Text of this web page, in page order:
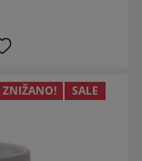
ZNIŽANO! SALE